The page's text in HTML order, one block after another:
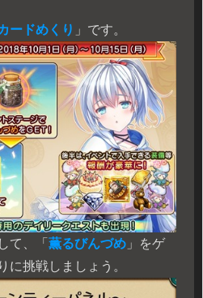
ードめくり 」です。
て、「 薫るびんづめ 」をゲ
に挑戦しましょう。